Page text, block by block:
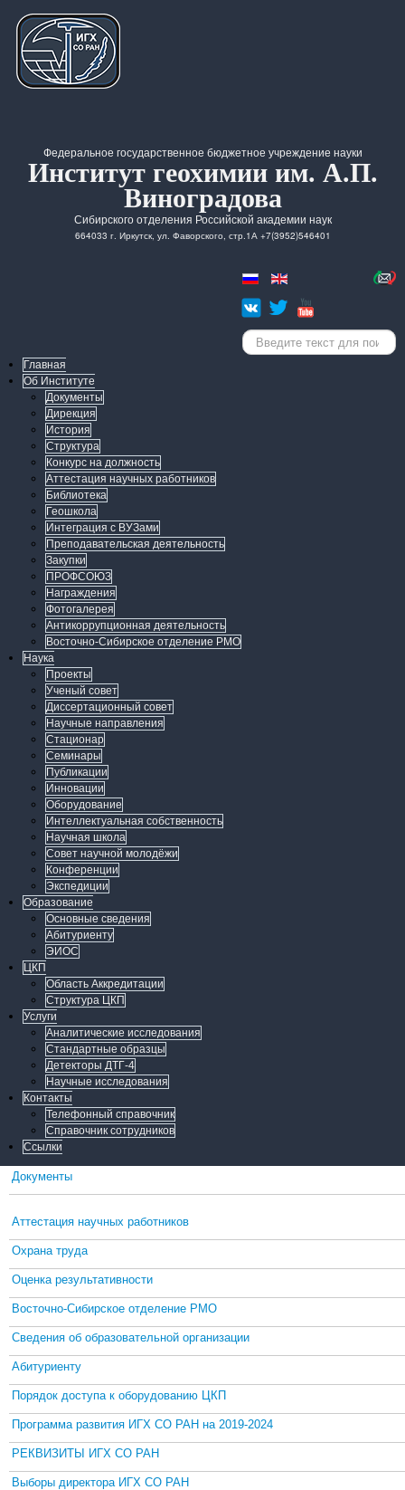
Федеральное государственное бюджетное учреждение науки
Институт геохимии им. А.П.
Виноградова
Сибирского отделения Российской академии наук
664033 г. Иркутск, ул. Фаворского, стр.1А +7(3952)546401
Искать...
Главная
Об Институте
Документы
Дирекция
История
Структура
Конкурс на должность
Аттестация научных работников
Библиотека
Геошкола
Интеграция с ВУЗами
Преподавательская деятельность
Закупки
ПРОФСОЮЗ
Награждения
Фотогалерея
Антикоррупционная деятельность
Восточно-Сибирское отделение РМО
Наука
Проекты
Ученый совет
Диссертационный совет
Научные направления
Стационар
Семинары
Публикации
Инновации
Оборудование
Интеллектуальная собственность
Научная школа
Совет научной молодёжи
Конференции
Экспедиции
Образование
Основные сведения
Абитуриенту
ЭИОС
ЦКП
Область Аккредитации
Структура ЦКП
Услуги
Аналитические исследования
Стандартные образцы
Детекторы ДТГ-4
Научные исследования
Контакты
Телефонный справочник
Справочник сотрудников
Ссылки
Документы
Аттестация научных работников
Охрана труда
Оценка результативности
Восточно-Сибирское отделение РМО
Сведения об образовательной организации
Абитуриенту
Порядок доступа к оборудованию ЦКП
Программа развития ИГХ СО РАН на 2019-2024
РЕКВИЗИТЫ ИГХ СО РАН
Выборы директора ИГХ СО РАН